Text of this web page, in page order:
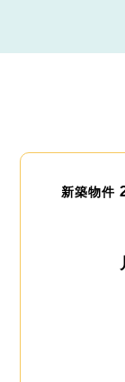
新築物件